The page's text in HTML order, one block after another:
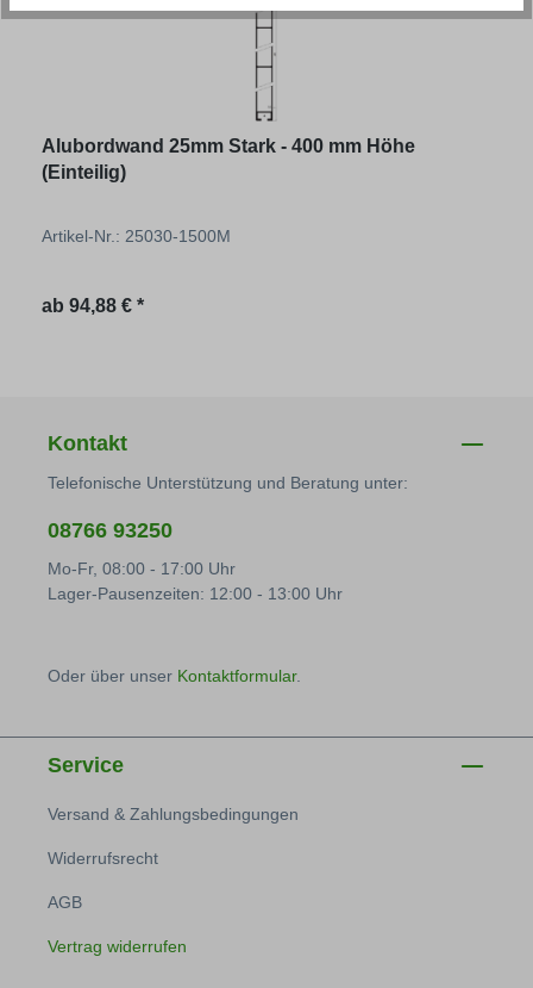
Alubordwand 25mm Stark - 400 mm Höhe
(Einteilig)
Artikel-Nr.: 25030-1500M
Regulärer Preis:
ab 94,88 € *
Kontakt
Telefonische Unterstützung und Beratung unter:
08766 93250
Mo-Fr, 08:00 - 17:00 Uhr
Lager-Pausenzeiten: 12:00 - 13:00 Uhr
Oder über unser Kontaktformular.
Service
Versand & Zahlungsbedingungen
Widerrufsrecht
AGB
Vertrag widerrufen